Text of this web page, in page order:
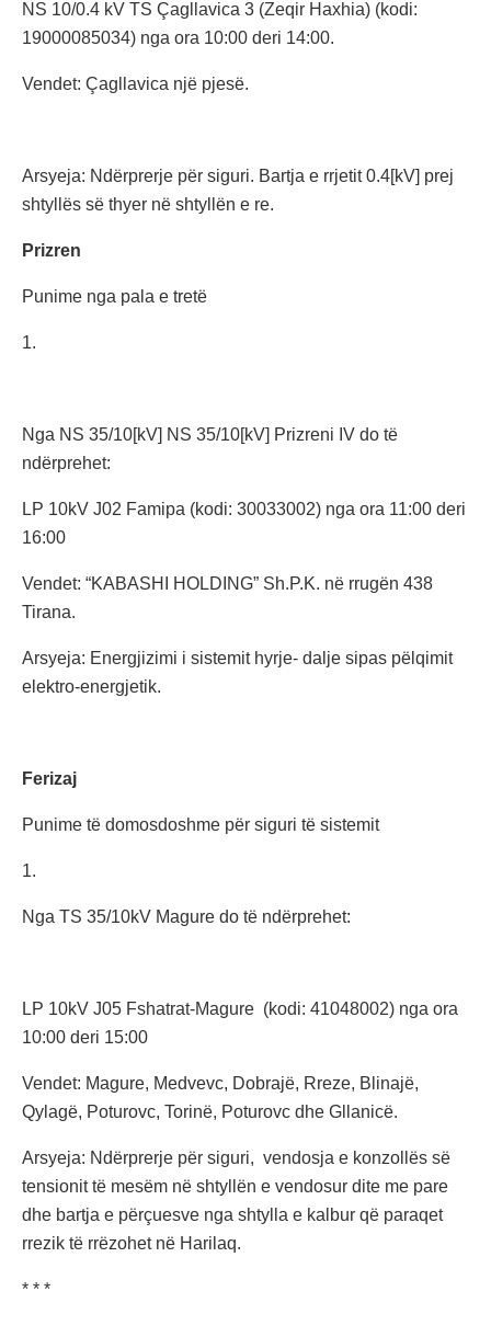
NS 10/0.4 kV TS Çagllavica 3 (Zeqir Haxhia) (kodi:
19000085034) nga ora 10:00 deri 14:00.
Vendet: Çagllavica një pjesë.
Arsyeja: Ndërprerje për siguri. Bartja e rrjetit 0.4[kV] prej
shtyllës së thyer në shtyllën e re.
Prizren
Punime nga pala e tretë
1.
Nga NS 35/10[kV] NS 35/10[kV] Prizreni IV do të
ndërprehet:
LP 10kV J02 Famipa (kodi: 30033002) nga ora 11:00 deri
16:00
Vendet: “KABASHI HOLDING” Sh.P.K. në rrugën 438
Tirana.
Arsyeja: Energjizimi i sistemit hyrje- dalje sipas pëlqimit
elektro-energjetik.
Ferizaj
Punime të domosdoshme për siguri të sistemit
1.
Nga TS 35/10kV Magure do të ndërprehet:
LP 10kV J05 Fshatrat-Magure (kodi: 41048002) nga ora
10:00 deri 15:00
Vendet: Magure, Medvevc, Dobrajë, Rreze, Blinajë,
Qylagë, Poturovc, Torinë, Poturovc dhe Gllanicë.
Arsyeja: Ndërprerje për siguri, vendosja e konzollës së
tensionit të mesëm në shtyllën e vendosur dite me pare
dhe bartja e përçuesve nga shtylla e kalbur që paraqet
rrezik të rrëzohet në Harilaq.
* * *